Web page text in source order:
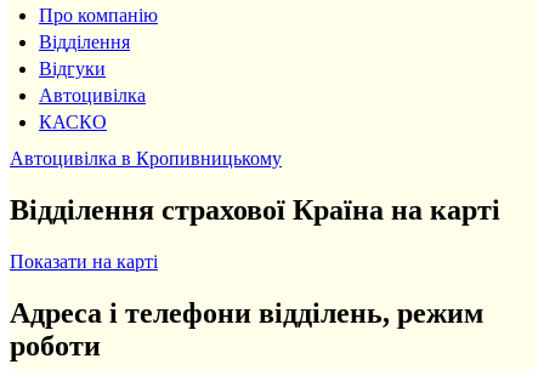
Про компанію
Відділення
Відгуки
Автоцивілка
КАСКО
Автоцивілка в Кропивницькому
Відділення страхової Країна на карті
Показати на карті
Адреса і телефони відділень, режим
роботи